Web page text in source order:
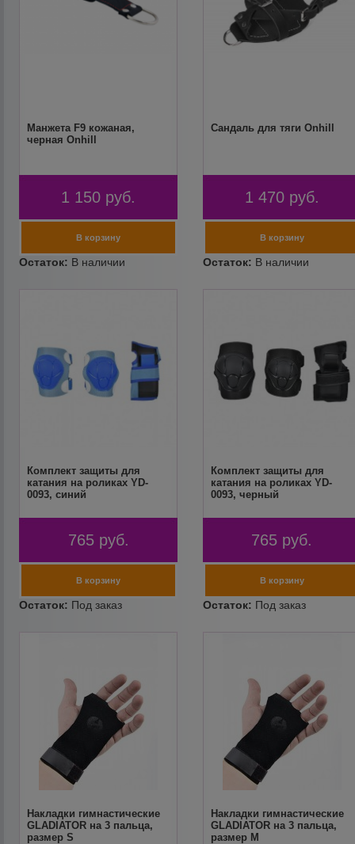
Манжета F9 кожаная,
черная Onhill
1 150 руб.
Сандаль для тяги Onhill
1 470 руб.
Комплект защиты для
катания на роликах YD-
0093, синий
765 руб.
Комплект защиты для
катания на роликах YD-
0093, черный
765 руб.
Накладки гимнастические
GLADIATOR на 3 пальца,
размер S
Накладки гимнастические
GLADIATOR на 3 пальца,
размер M